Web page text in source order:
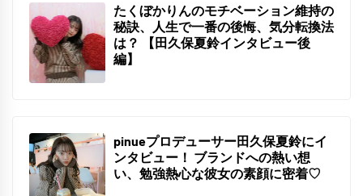
1
日
たくぼかりんのモチベーション維持の
秘訣、人生で一番の後悔、気分転換法
は？ 【田久保夏鈴インタビュー後
編】
1
月
11
pinueプロデューサー田久保夏鈴にイ
ンタビュー！ ブランドへの熱い想
い、勉強熱心な彼女の素顔に密着♡